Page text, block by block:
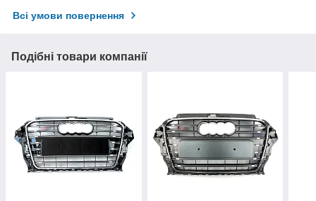
Всі умови повернення
Подібні товари компанії